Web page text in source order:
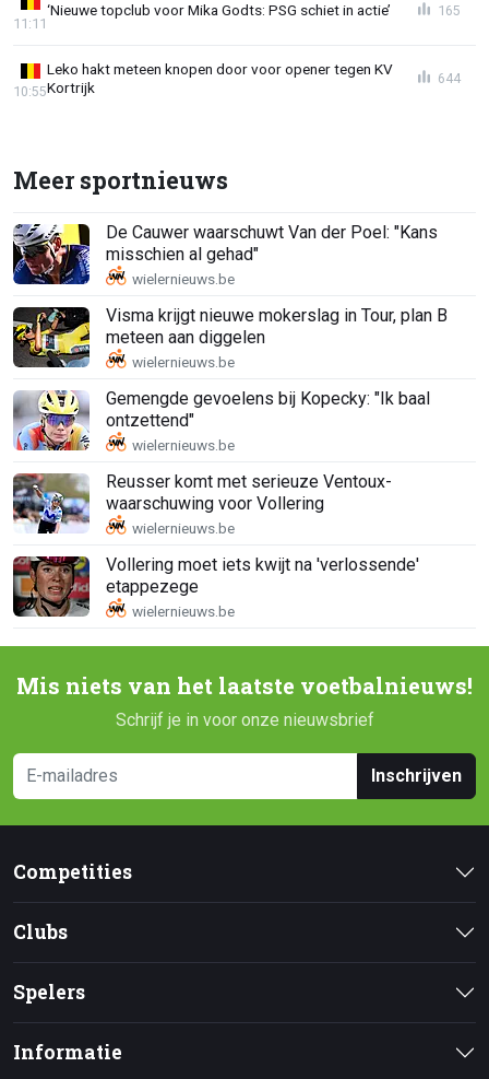
‘Nieuwe topclub voor Mika Godts: PSG schiet in actie’
11:11
165
Leko hakt meteen knopen door voor opener tegen KV
Kortrijk
10:55
644
Meer sportnieuws
De Cauwer waarschuwt Van der Poel: "Kans
misschien al gehad"
Visma krijgt nieuwe mokerslag in Tour, plan B
meteen aan diggelen
Gemengde gevoelens bij Kopecky: "Ik baal
ontzettend"
Reusser komt met serieuze Ventoux-
waarschuwing voor Vollering
Vollering moet iets kwijt na 'verlossende'
etappezege
Mis niets van het laatste voetbalnieuws!
Schrijf je in voor onze nieuwsbrief
Inschrijven
Competities
Clubs
Spelers
Informatie